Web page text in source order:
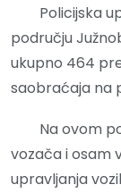
Policijska
području
ukupno 464
saobraćaja na
Na ovom
vozača i osam
upravljanja